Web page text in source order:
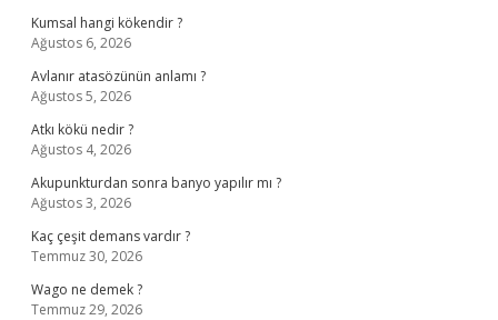
Kumsal hangi kökendir ?
Ağustos 6, 2026
Avlanır atasözünün anlamı ?
Ağustos 5, 2026
Atkı kökü nedir ?
Ağustos 4, 2026
Akupunkturdan sonra banyo yapılır mı ?
Ağustos 3, 2026
Kaç çeşit demans vardır ?
Temmuz 30, 2026
Wago ne demek ?
Temmuz 29, 2026